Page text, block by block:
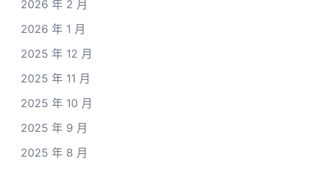
2026 年 2 月
2026 年 1 月
2025 年 12 月
2025 年 11 月
2025 年 10 月
2025 年 9 月
2025 年 8 月